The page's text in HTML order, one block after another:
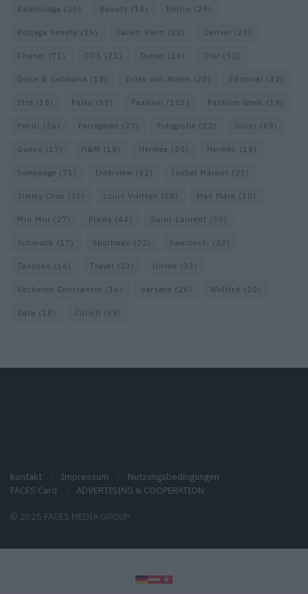
Balenciaga (20) Beauty (18) Berlin (29)
Bottega Veneta (26) Calvin Klein (22) Cartier (25)
Chanel (71) COS (21) Diesel (16) Dior (52)
Dolce & Gabbana (18) Dries van Noten (20) Editorial (42)
Etro (18) Falke (35) Fashion (103) Fashion Week (19)
Fendi (26) Ferragamo (27) Fotografie (22) Gucci (69)
Guess (17) H&M (18) Hermes (20) Hermès (18)
homepage (71) Interview (82) Isabel Marant (23)
Jimmy Choo (20) Louis Vuitton (58) Max Mara (30)
Miu Miu (27) Prada (44) Saint Laurent (30)
Schmuck (17) Sportmax (22) Swarovski (23)
Taschen (16) Travel (23) Uhren (33)
Vacheron Constantin (16) Versace (26) Wolford (20)
Zara (18) Zürich (38)
kontakt Impressum
Nutzungsbedingungen
FACES Card
ADVERTISING & COOPERATION
© 2025 FACES MEDIA GROUP